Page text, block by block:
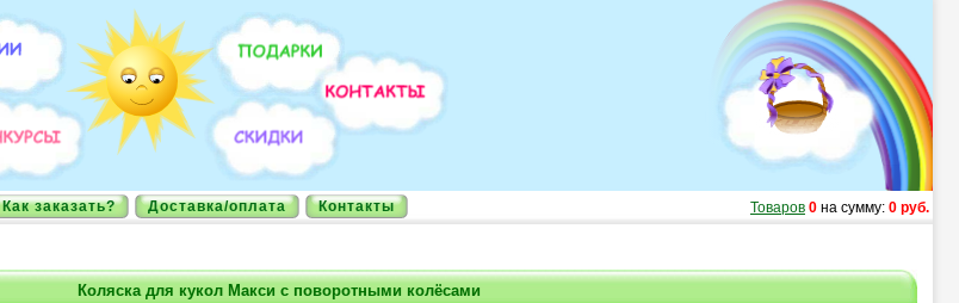
Как заказать? Доставка/оплата Контакты Товаров 0 на сумму: 0 руб.
Коляска для кукол Макси с поворотными колёсами